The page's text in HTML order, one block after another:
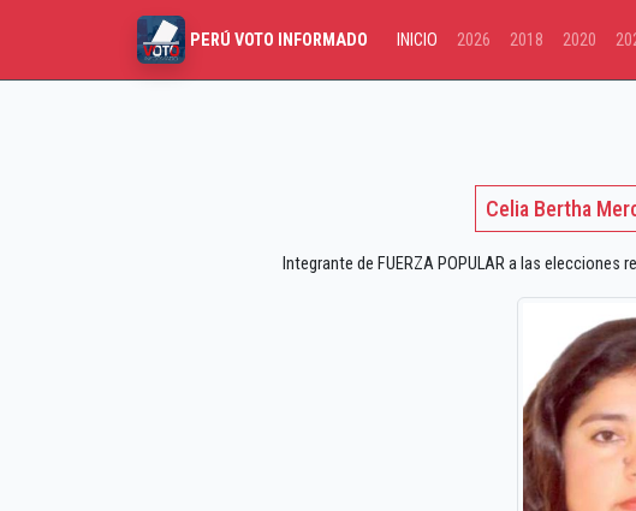
PERÚ VOTO INFORMADO INICIO 2026 2018 2020
Celia Bertha
Integrante de FUERZA POPULAR a las elecciones